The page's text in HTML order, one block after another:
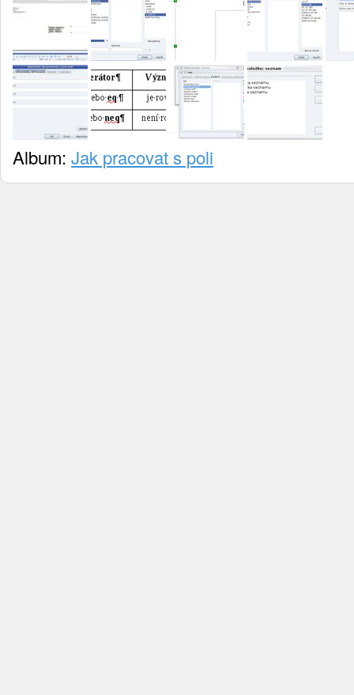
Album: Jak pracovat s poli